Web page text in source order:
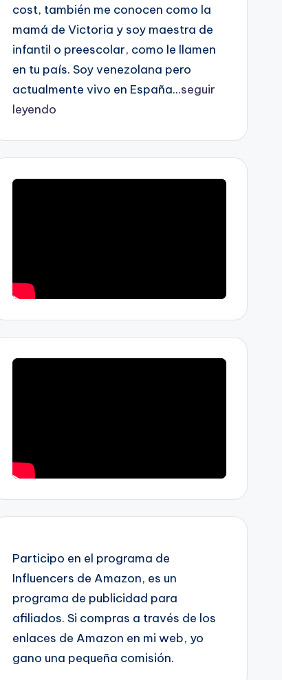
cost, también me conocen como la
mamá de Victoria y soy maestra de
infantil o preescolar, como le llamen
en tu país. Soy venezolana pero
actualmente vivo en España...seguir
leyendo
Participo en el programa de
Influencers de Amazon, es un
programa de publicidad para
afiliados. Si compras a través de los
enlaces de Amazon en mi web, yo
gano una pequeña comisión.